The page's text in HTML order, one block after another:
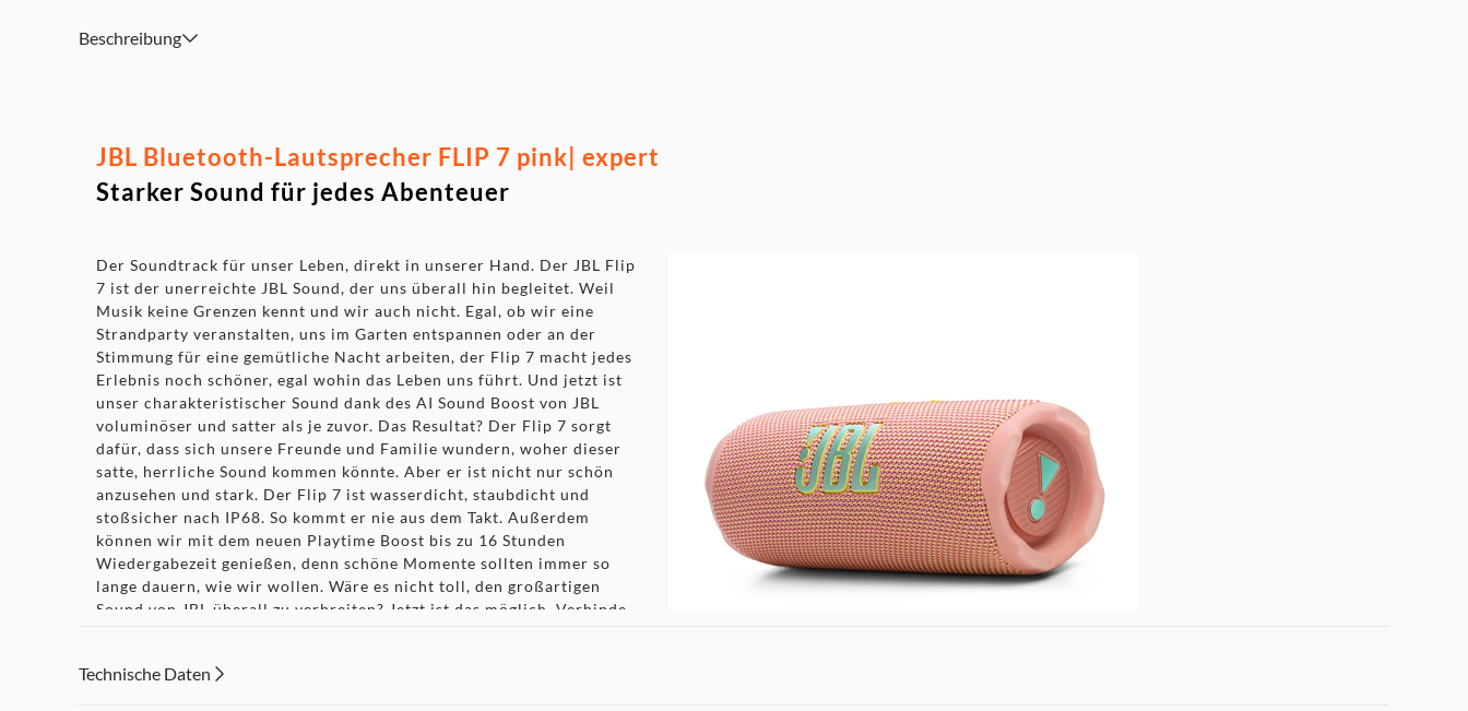
Beschreibung
JBL Bluetooth-Lautsprecher FLIP 7 pink| expert
Starker Sound für jedes Abenteuer
Der Soundtrack für unser Leben, direkt in unserer Hand. Der JBL Flip
7 ist der unerreichte JBL Sound, der uns überall hin begleitet. Weil
Musik keine Grenzen kennt und wir auch nicht. Egal, ob wir eine
Strandparty veranstalten, uns im Garten entspannen oder an der
Stimmung für eine gemütliche Nacht arbeiten, der Flip 7 macht jedes
Erlebnis noch schöner, egal wohin das Leben uns führt. Und jetzt ist
unser charakteristischer Sound dank des AI Sound Boost von JBL
voluminöser und satter als je zuvor. Das Resultat? Der Flip 7 sorgt
dafür, dass sich unsere Freunde und Familie wundern, woher dieser
satte, herrliche Sound kommen könnte. Aber er ist nicht nur schön
anzusehen und stark. Der Flip 7 ist wasserdicht, staubdicht und
stoßsicher nach IP68. So kommt er nie aus dem Takt. Außerdem
können wir mit dem neuen Playtime Boost bis zu 16 Stunden
Wiedergabezeit genießen, denn schöne Momente sollten immer so
lange dauern, wie wir wollen. Wäre es nicht toll, den großartigen
Sound von JBL überall zu verbreiten? Jetzt ist das möglich. Verbinde
wir eine Fahrradtour durch die Stadt machen oder unsere Dinner-
Technische Daten